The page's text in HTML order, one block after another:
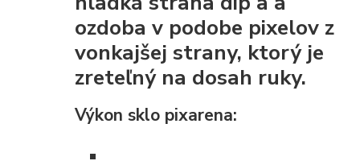
ozdoba v podobe pixelov z
vonkajšej strany, ktorý je
zreteľný na dosah ruky.
Výkon sklo pixarena: